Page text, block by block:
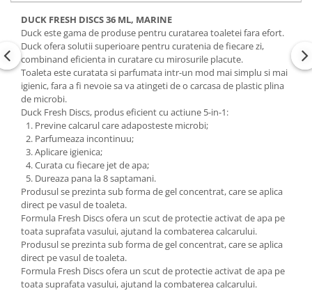
DUCK FRESH DISCS 36 ML, MARINE
Duck este gama de produse pentru curatarea toaletei fara efort.
Duck ofera solutii superioare pentru curatenia de fiecare zi,
combinand eficienta in curatare cu mirosurile placute.
Toaleta este curatata si parfumata intr-un mod mai simplu si mai
igienic, fara a fi nevoie sa va atingeti de o carcasa de plastic plina
de microbi.
Duck Fresh Discs, produs eficient cu actiune 5-in-1:
Previne calcarul care adaposteste microbi;
Parfumeaza incontinuu;
Aplicare igienica;
Curata cu fiecare jet de apa;
Dureaza pana la 8 saptamani.
Produsul se prezinta sub forma de gel concentrat, care se aplica
direct pe vasul de toaleta.
Formula Fresh Discs ofera un scut de protectie activat de apa pe
toata suprafata vasului, ajutand la combaterea calcarului.
Produsul se prezinta sub forma de gel concentrat, care se aplica
direct pe vasul de toaleta.
Formula Fresh Discs ofera un scut de protectie activat de apa pe
toata suprafata vasului, ajutand la combaterea calcarului.